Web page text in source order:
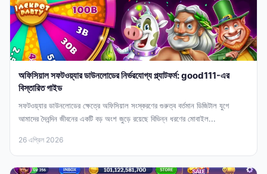
অফিসিয়াল সফটওয়্যার ডাউনলোডের নির্ভরযোগ্য প্ল্যাটফর্ম: good111-এর
বিস্তারিত গাইড
সফটওয়্যার ডাউনলোডের ক্ষেত্রে অফিসিয়াল সংস্করণের গুরুত্ব বর্তমান ডিজিটাল যুগে
আমাদের দৈনন্দিন জীবনের একটি বড় অংশ জুড়ে রয়েছে বিভিন্ন ধরণের মোবাইল...
26 এপ্রিল 2026